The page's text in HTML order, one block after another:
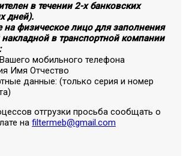
в течении 2-х банковских
дней).
на физическое лицо для заполнения
накладной в транспортной компании
мобильного телефона
Имя Отчество
данные: (только серия и номер
отгрузки просьба сообщать о
на filtermeb@gmail.com